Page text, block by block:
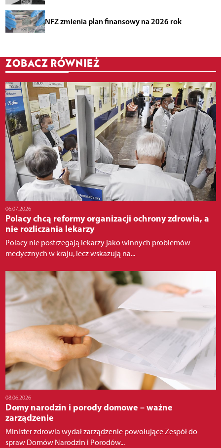
NFZ zmienia plan finansowy na 2026 rok
ZOBACZ RÓWNIEŻ
06.07.2026
Polacy chcą reformy organizacji ochrony zdrowia, a
nie rozliczania lekarzy
Polacy nie postrzegają lekarzy jako winnych problemów
medycznych w kraju, lecz wskazują na...
08.06.2026
Domy narodzin i porody domowe – ważne
zarządzenie
Minister zdrowia wydał zarządzenie powołujące Zespół do
spraw Domów Narodzin i Porodów...